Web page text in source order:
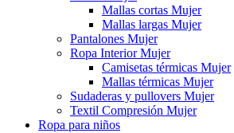
Mallas cortas Mujer
Mallas largas Mujer
Pantalones Mujer
Ropa Interior Mujer
Camisetas térmicas Mujer
Mallas térmicas Mujer
Sudaderas y pullovers Mujer
Textil Compresión Mujer
Ropa para niños